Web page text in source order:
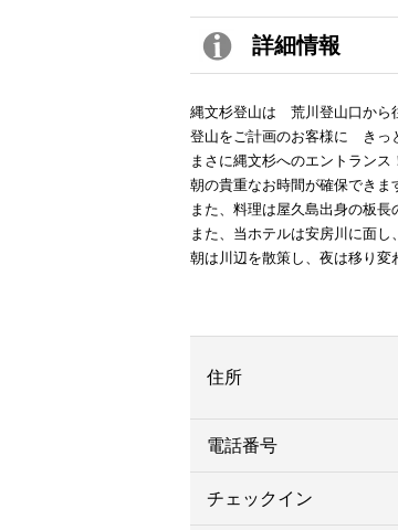
詳細情報
縄文杉登山は 荒川登山口から
登山をご計画のお客様に きっ
まさに縄文杉へのエントランス
朝の貴重なお時間が確保できま
また、料理は屋久島出身の板長
また、当ホテルは安房川に面し
朝は川辺を散策し、夜は移り変
住所
電話番号
チェックイン